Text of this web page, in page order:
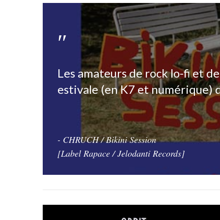
Les amateurs de rock lo-fi et
estivale (en K7 et numérique)
- CHRUCH / Bikini Session
[Label Rapace / Jelodanti Records]